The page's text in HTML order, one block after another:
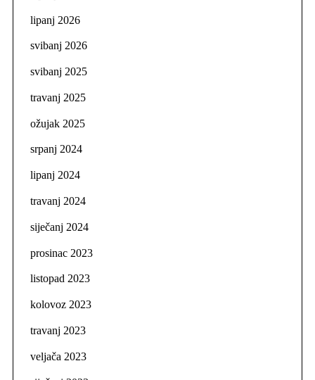
lipanj 2026
svibanj 2026
svibanj 2025
travanj 2025
ožujak 2025
srpanj 2024
lipanj 2024
travanj 2024
siječanj 2024
prosinac 2023
listopad 2023
kolovoz 2023
travanj 2023
veljača 2023